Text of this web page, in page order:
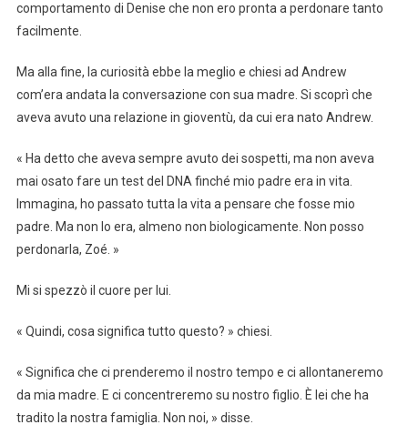
comportamento di Denise che non ero pronta a perdonare tanto
facilmente.
Ma alla fine, la curiosità ebbe la meglio e chiesi ad Andrew
com’era andata la conversazione con sua madre. Si scoprì che
aveva avuto una relazione in gioventù, da cui era nato Andrew.
« Ha detto che aveva sempre avuto dei sospetti, ma non aveva
mai osato fare un test del DNA finché mio padre era in vita.
Immagina, ho passato tutta la vita a pensare che fosse mio
padre. Ma non lo era, almeno non biologicamente. Non posso
perdonarla, Zoé. »
Mi si spezzò il cuore per lui.
« Quindi, cosa significa tutto questo? » chiesi.
« Significa che ci prenderemo il nostro tempo e ci allontaneremo
da mia madre. E ci concentreremo su nostro figlio. È lei che ha
tradito la nostra famiglia. Non noi, » disse.